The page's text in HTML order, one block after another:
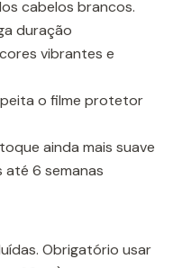
cabelos brancos.
duração
vibrantes e
o filme protetor
ainda mais suave
6 semanas
Obrigatório usar